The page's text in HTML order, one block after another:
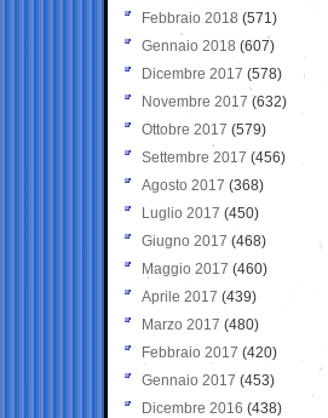
Febbraio 2018 (571)
Gennaio 2018 (607)
Dicembre 2017 (578)
Novembre 2017 (632)
Ottobre 2017 (579)
Settembre 2017 (456)
Agosto 2017 (368)
Luglio 2017 (450)
Giugno 2017 (468)
Maggio 2017 (460)
Aprile 2017 (439)
Marzo 2017 (480)
Febbraio 2017 (420)
Gennaio 2017 (453)
Dicembre 2016 (438)